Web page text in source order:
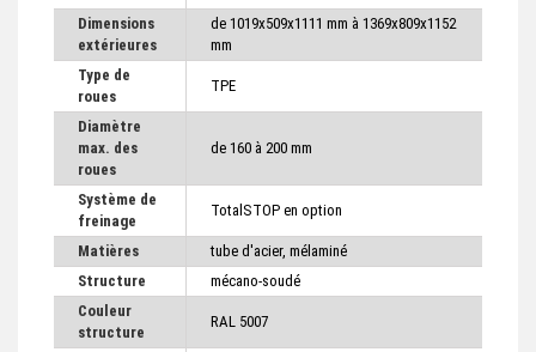
Dimensions
extérieures
de 1019x509x1111 mm à 1369x809x1152
mm
Type de
roues
TPE
Diamètre
max. des
roues
de 160 à 200 mm
Système de
freinage
TotalSTOP en option
Matières
tube d'acier, mélaminé
Structure
mécano-soudé
Couleur
structure
RAL 5007